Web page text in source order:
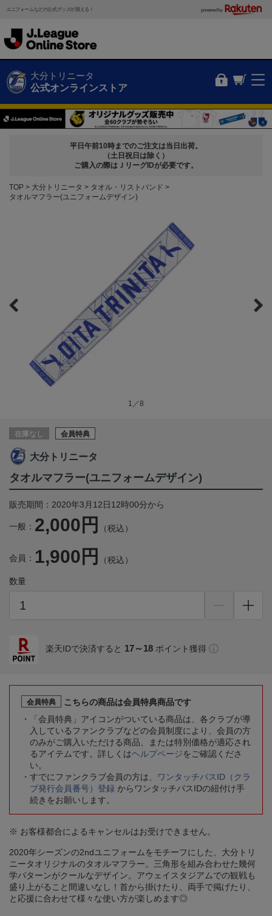
ユニフォームなどの公式グッズが買える！ powered by
大分トリニータ
公式オンラインストア
平日午前10時までのご注文は当日出荷。
（土日祝日は除く）
ご購入の際はＪリーグIDが必要です。
TOP 大分トリニータ
タオル・リストバンド
タオルマフラー(ユニフォームデザイン)
1／8
在庫なし 会員特典
大分トリニータ
タオルマフラー(ユニフォームデザイン)
販売期間：2020年3月12日12時00分から
一般： 2,000円 （税込）
会員： 1,900円 （税込）
数量
楽天IDで決済すると 17～18 ポイント獲得
会員特典
こちらの商品は会員特典商品です
「会員特典」アイコンがついている商品は、各クラブが導
入しているファンクラブなどの会員制度により、会員の方
のみがご購入いただける商品、または特別価格が適応され
るアイテムです。詳しくはヘルプページをご確認くださ
い。
すでにファンクラブ会員の方は、
ワンタッチパスID（クラ
ブ発行会員番号）登録 からワンタッチパスIDの紐付け手
続きをお願いします。
※ お客様都合によるキャンセルはお受けできません。
2020年シーズンの2ndユニフォームをモチーフにした、大分トリ
ニータオリジナルのタオルマフラー。三角形を組み合わせた幾何
学パターンがクールなデザイン。アウェイスタジアムでの観戦も
盛り上がること間違いなし！首から掛けたり、両手で掲げたり、
と応援に合わせて様々な使い方が楽しめます◎